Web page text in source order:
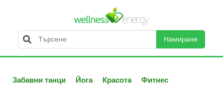
Намиране
Забавни танци Йога Красота Фитнес